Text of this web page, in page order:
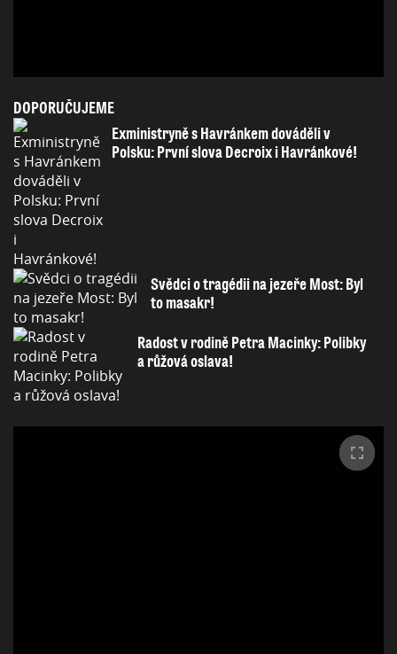
DOPORUČUJEME
Exministryně s Havránkem dováděli v
Polsku: První slova Decroix i Havránkové!
Svědci o tragédii na jezeře Most: Byl
to masakr!
Radost v rodině Petra Macinky: Polibky
a růžová oslava!